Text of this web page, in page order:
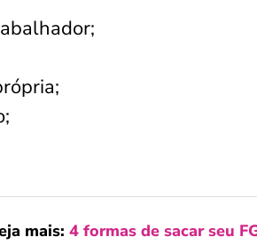
mais:4 formas de sacar seu